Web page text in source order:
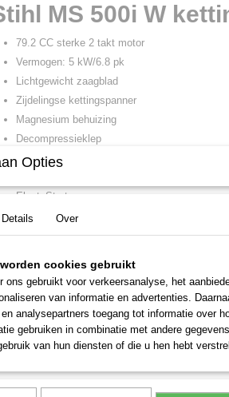
MS 500i W
79.2 CC sterke 2 takt motor
Vermogen: 5 kW/6.8 pk
Lichtgewicht zaagblad
Zijdelingse kettingspanner
Magnesium behuizing
Decompressieklep
Trillingsdemping
ElastoStart
Elektrische handgreepverwarming
Elektronisch gestuurde injectie
Opties
Details Over
cookies gebruikt
ons gebruikt voor verkeersanalyse, het
van informatie en advertenties.
analysepartners toegang tot informatie over
gebruiken in combinatie met andere
van hun diensten of die u hen hebt